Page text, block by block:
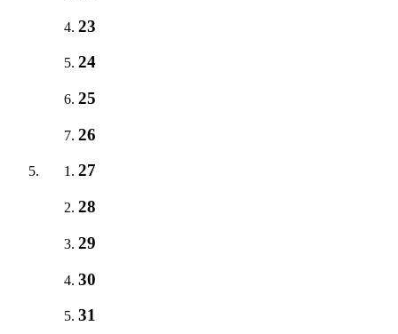
23
24
25
26
27
28
29
30
31